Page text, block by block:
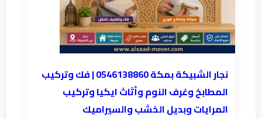
نجار الشبيكة بمكة 0546138860⁩ | فك وتركيب
المطابخ وغرف النوم وأثاث ايكيا وتركيب
المرايات وبديل الخشب والسيراميك